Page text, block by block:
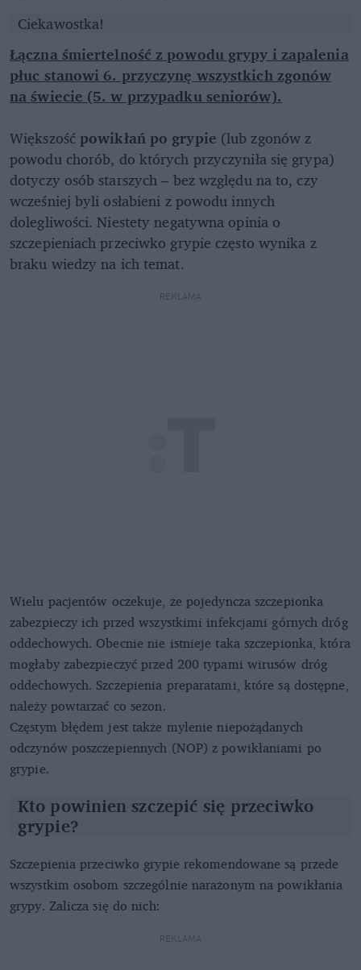
Ciekawostka!
Łączna śmiertelność z powodu grypy i zapalenia
płuc stanowi 6. przyczynę wszystkich zgonów
na świecie (5. w przypadku seniorów).
Większość powikłań po grypie (lub zgonów z
powodu chorób, do których przyczyniła się grypa)
dotyczy osób starszych – bez względu na to, czy
wcześniej byli osłabieni z powodu innych
dolegliwości. Niestety negatywna opinia o
szczepieniach przeciwko grypie często wynika z
braku wiedzy na ich temat.
REKLAMA
Wielu pacjentów oczekuje, że pojedyncza szczepionka
zabezpieczy ich przed wszystkimi infekcjami górnych dróg
oddechowych. Obecnie nie istnieje taka szczepionka, która
mogłaby zabezpieczyć przed 200 typami wirusów dróg
oddechowych. Szczepienia preparatami, które są dostępne,
należy powtarzać co sezon.
Częstym błędem jest także mylenie niepożądanych
odczynów poszczepiennych (NOP) z powikłaniami po
grypie.
Kto powinien szczepić się przeciwko
grypie?
Szczepienia przeciwko grypie rekomendowane są przede
wszystkim osobom szczególnie narażonym na powikłania
grypy. Zalicza się do nich:
REKLAMA